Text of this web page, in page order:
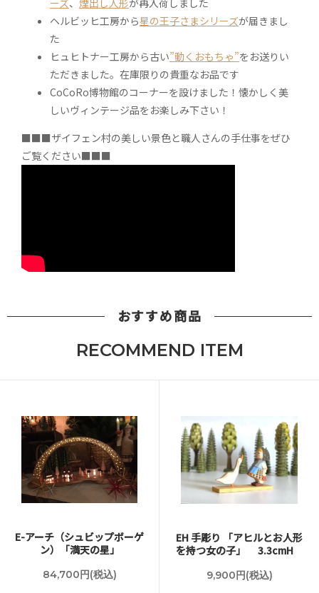
ーズ、 煙出し人形が再入荷しました
ヘルビッヒ工房から星の王子さまシリーズが届きまし
た
ヒュヒトナー工房から古い”動くおもちゃ”をお送りい
ただきました。在庫限りの貴重なお品です
CoCoRo博物館のコーナーを設けました！懐かしく美
しいヴィンテージ品をお楽しみ下さい！
■■■ザイフェン村の美しい景色と職人さんの手仕事をぜひ
ご覧ください■■■
おすすめ商品
RECOMMEND ITEM
E-アーチ（シュビップボーゲ
ン）「満天の星」
84,700円(税込)
EH 手彫り 「アヒルとお人形
を持つ女の子」 3.3cmH
9,900円(税込)